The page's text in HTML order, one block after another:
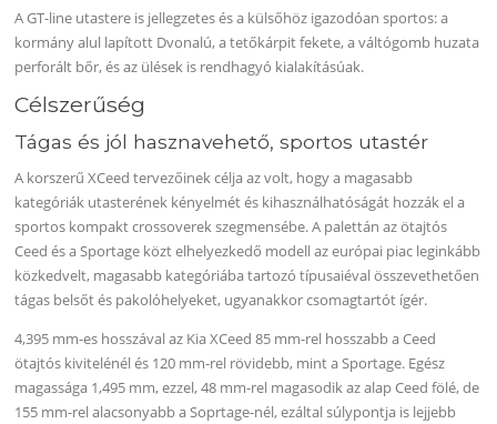
A GT-line utastere is jellegzetes és a külsőhöz igazodóan sportos: a
kormány alul lapított Dvonalú, a tetőkárpit fekete, a váltógomb huzata
perforált bőr, és az ülések is rendhagyó kialakításúak.
Célszerűség
Tágas és jól hasznavehető, sportos utastér
A korszerű XCeed tervezőinek célja az volt, hogy a magasabb
kategóriák utasterének kényelmét és kihasználhatóságát hozzák el a
sportos kompakt crossoverek szegmensébe. A palettán az ötajtós
Ceed és a Sportage közt elhelyezkedő modell az európai piac leginkább
közkedvelt, magasabb kategóriába tartozó típusaiéval összevethetően
tágas belsőt és pakolóhelyeket, ugyanakkor csomagtartót ígér.
4,395 mm-es hosszával az Kia XCeed 85 mm-rel hosszabb a Ceed
ötajtós kivitelénél és 120 mm-rel rövidebb, mint a Sportage. Egész
magassága 1,495 mm, ezzel, 48 mm-rel magasodik az alap Ceed fölé, de
155 mm-rel alacsonyabb a Soprtage-nél, ezáltal súlypontja is lejjebb